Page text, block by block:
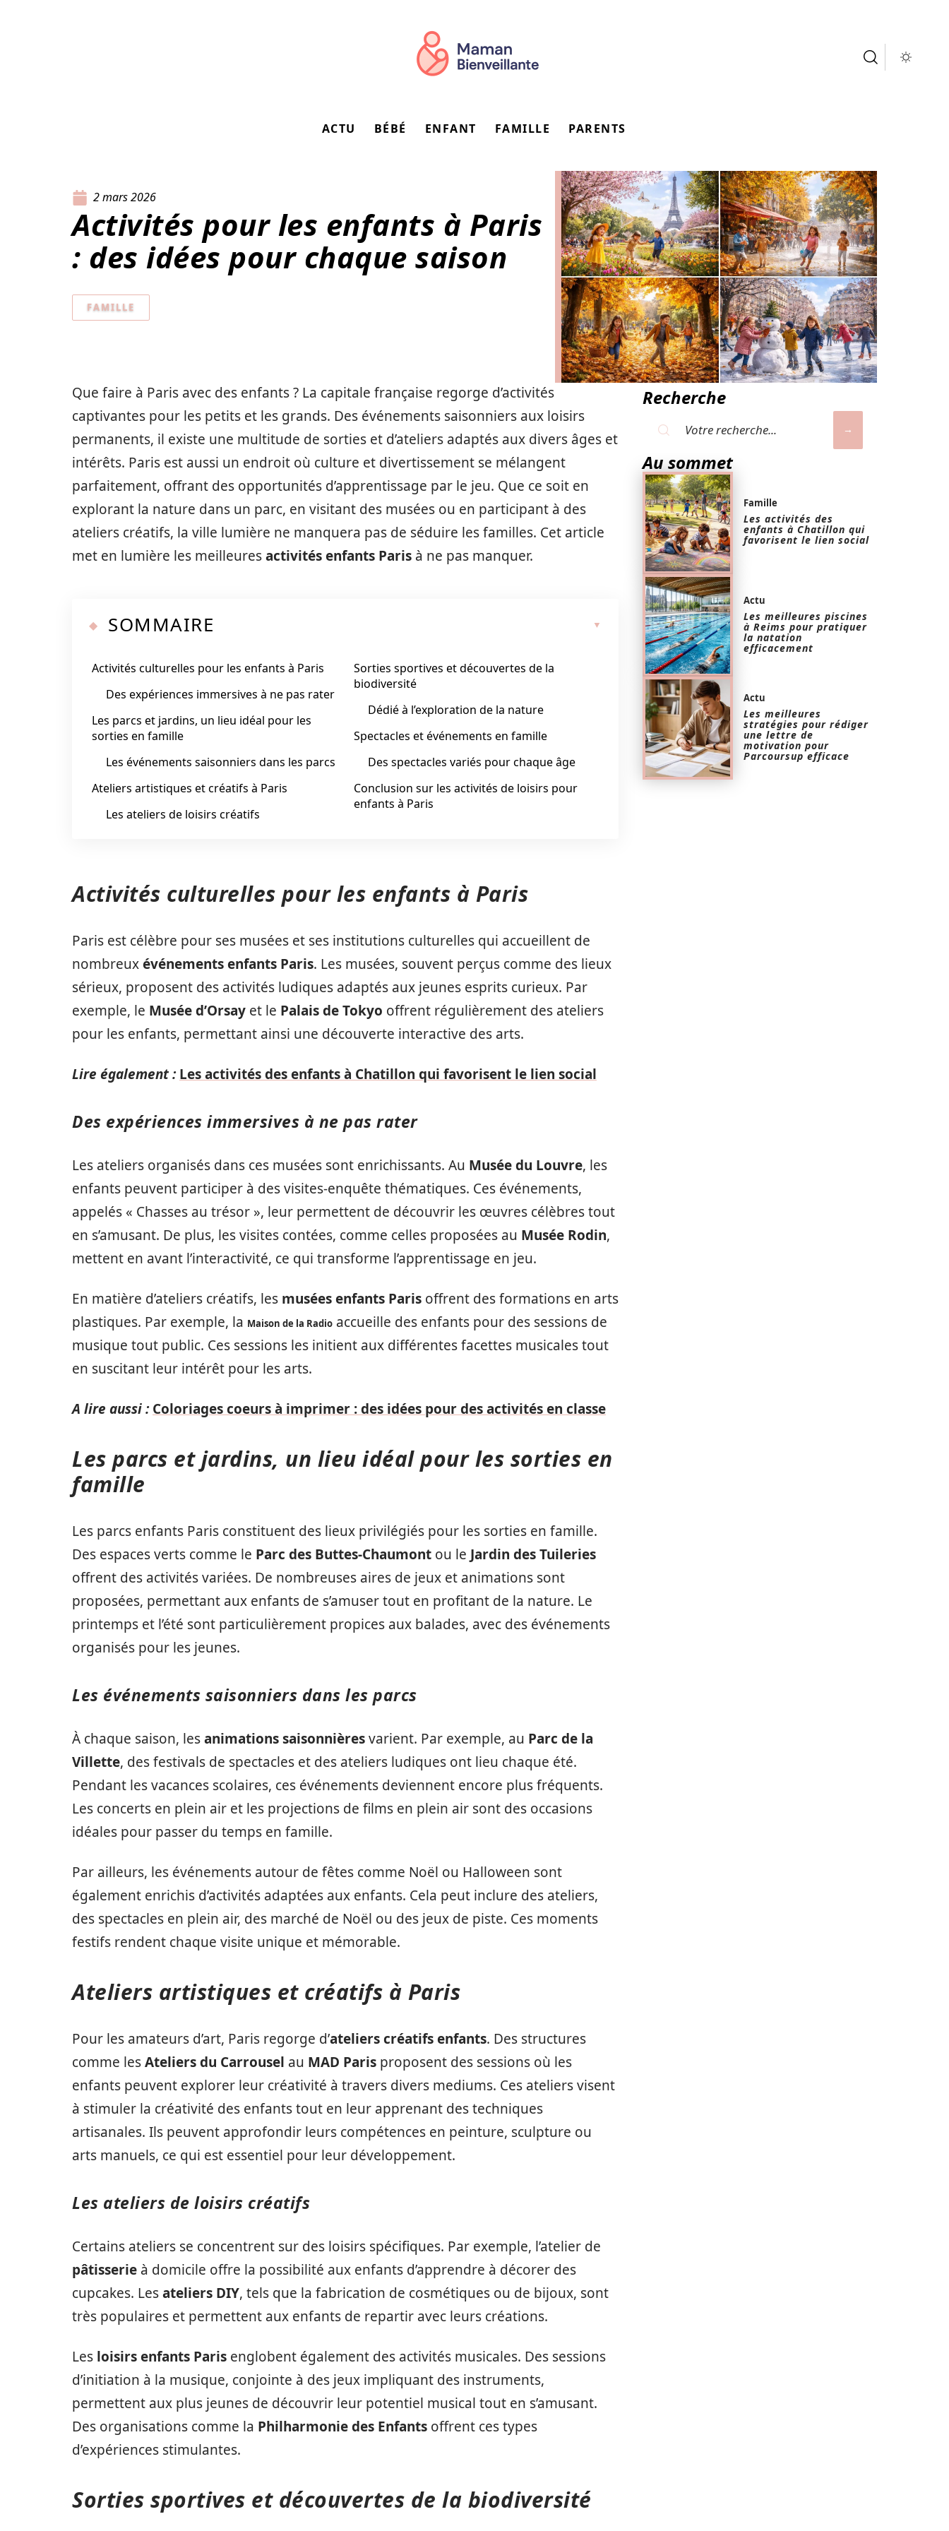
ACTU BÉBÉ ENFANT FAMILLE PARENTS
2 mars 2026
Activités pour les enfants à Paris
: des idées pour chaque saison
FAMILLE
Que faire à Paris avec des enfants ? La capitale française regorge d’activités
captivantes pour les petits et les grands. Des événements saisonniers aux loisirs
permanents, il existe une multitude de sorties et d’ateliers adaptés aux divers âges et
intérêts. Paris est aussi un endroit où culture et divertissement se mélangent
parfaitement, offrant des opportunités d’apprentissage par le jeu. Que ce soit en
explorant la nature dans un parc, en visitant des musées ou en participant à des
ateliers créatifs, la ville lumière ne manquera pas de séduire les familles. Cet article
met en lumière les meilleuresactivités enfants Paris à ne pas manquer.
SOMMAIRE
Activités culturelles pour les enfants à Paris
Des expériences immersives à ne pas rater
Les parcs et jardins, un lieu idéal pour les
sorties en famille
Les événements saisonniers dans les parcs
Ateliers artistiques et créatifs à Paris
Les ateliers de loisirs créatifs
Sorties sportives et découvertes de la
biodiversité
Dédié à l’exploration de la nature
Spectacles et événements en famille
Des spectacles variés pour chaque âge
Conclusion sur les activités de loisirs pour
enfants à Paris
Activités culturelles pour les enfants à Paris
Paris est célèbre pour ses musées et ses institutions culturelles qui accueillent de
nombreuxévénements enfants Paris. Les musées, souvent perçus comme des lieux
sérieux, proposent des activités ludiques adaptés aux jeunes esprits curieux. Par
exemple, le Musée d’Orsay et le Palais de Tokyo offrent régulièrement des ateliers
pour les enfants, permettant ainsi une découverte interactive des arts.
Lire également : Les activités des enfants à Chatillon qui favorisent le lien social
Des expériences immersives à ne pas rater
Les ateliers organisés dans ces musées sont enrichissants. Au Musée du Louvre, les
enfants peuvent participer à des visites-enquête thématiques. Ces événements,
appelés « Chasses au trésor », leur permettent de découvrir les œuvres célèbres tout
en s’amusant. De plus, les visites contées, comme celles proposées au Musée Rodin,
mettent en avant l’interactivité, ce qui transforme l’apprentissage en jeu.
En matière d’ateliers créatifs, les musées enfants Paris offrent des formations en arts
plastiques. Par exemple, la Maison de la Radio accueille des enfants pour des sessions de
musique tout public. Ces sessions les initient aux différentes facettes musicales tout
en suscitant leur intérêt pour les arts.
A lire aussi : Coloriages coeurs à imprimer : des idées pour des activités en classe
Les parcs et jardins, un lieu idéal pour les sorties en
famille
Les parcs enfants Paris constituent des lieux privilégiés pour les sorties en famille.
Des espaces verts comme le Parc des Buttes-Chaumont ou le Jardin des Tuileries
offrent des activités variées. De nombreuses aires de jeux et animations sont
proposées, permettant aux enfants de s’amuser tout en profitant de la nature. Le
printemps et l’été sont particulièrement propices aux balades, avec des événements
organisés pour les jeunes.
Les événements saisonniers dans les parcs
À chaque saison, lesanimations saisonnièresvarient. Par exemple, au Parc de la
Villette, des festivals de spectacles et des ateliers ludiques ont lieu chaque été.
Pendant les vacances scolaires, ces événements deviennent encore plus fréquents.
Les concerts en plein air et les projections de films en plein air sont des occasions
idéales pour passer du temps en famille.
Par ailleurs, les événements autour de fêtes comme Noël ou Halloween sont
également enrichis d’activités adaptées aux enfants. Cela peut inclure des ateliers,
des spectacles en plein air, des marché de Noël ou des jeux de piste. Ces moments
festifs rendent chaque visite unique et mémorable.
Ateliers artistiques et créatifs à Paris
Pour les amateurs d’art, Paris regorge d’ateliers créatifs enfants. Des structures
comme lesAteliers du Carrousel au MAD Paris proposent des sessions où les
enfants peuvent explorer leur créativité à travers divers mediums. Ces ateliers visent
à stimuler la créativité des enfants tout en leur apprenant des techniques
artisanales. Ils peuvent approfondir leurs compétences en peinture, sculpture ou
arts manuels, ce qui est essentiel pour leur développement.
Les ateliers de loisirs créatifs
Certains ateliers se concentrent sur des loisirs spécifiques. Par exemple, l’atelier de
pâtisserie à domicile offre la possibilité aux enfants d’apprendre à décorer des
cupcakes. Lesateliers DIY, tels que la fabrication de cosmétiques ou de bijoux, sont
très populaires et permettent aux enfants de repartir avec leurs créations.
Les loisirs enfants Paris englobent également des activités musicales. Des sessions
d’initiation à la musique, conjointe à des jeux impliquant des instruments,
permettent aux plus jeunes de découvrir leur potentiel musical tout en s’amusant.
Des organisations comme la Philharmonie des Enfants offrent ces types
d’expériences stimulantes.
Sorties sportives et découvertes de la biodiversité
Recherche
Au sommet
Famille
Les activités des
enfants à Chatillon qui
favorisent le lien social
Actu
Les meilleures piscines
à Reims pour pratiquer
la natation
efficacement
Actu
Les meilleures
stratégies pour rédiger
une lettre de
motivation pour
Parcoursup efficace